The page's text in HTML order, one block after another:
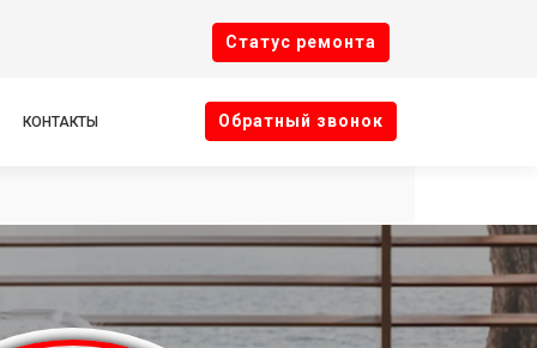
Cтатус ремонта
КОНТАКТЫ Oбратный звонок